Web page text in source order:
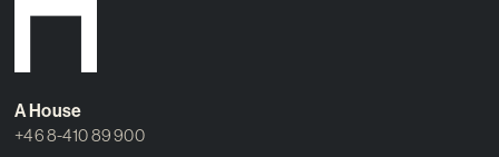
A House
+46 8-410 89 900